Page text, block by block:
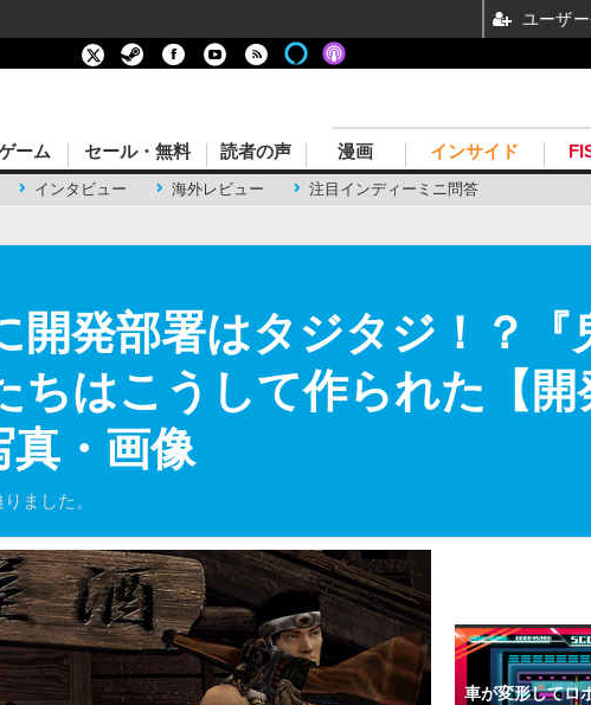
インタビュー 海外レビュー 注目インディーミニ問答
ーム セール・無料 読者の声 漫画 インサイド
発部署はタジタジ！？『
ちはこうして作られた【開
真・画像
ました。
車が変形してロ
ユーザ